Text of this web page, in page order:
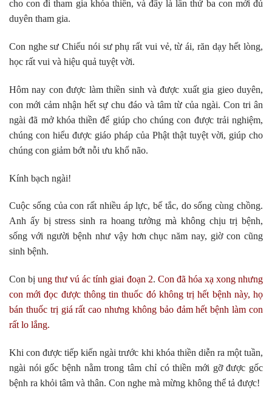
cho con đi tham gia khóa thiền, và đây là lần thứ ba con mới đủ
duyên tham gia.
Con nghe sư Chiếu nói sư phụ rất vui vẻ, từ ái, răn dạy hết lòng,
học rất vui và hiệu quả tuyệt vời.
Hôm nay con được làm thiền sinh và được xuất gia gieo duyên,
con mới cảm nhận hết sự chu đáo và tâm từ của ngài. Con tri ân
ngài đã mở khóa thiền để giúp cho chúng con được trải nghiệm,
chúng con hiểu được giáo pháp của Phật thật tuyệt vời, giúp cho
chúng con giảm bớt nỗi ưu khổ não.
Kính bạch ngài!
Cuộc sống của con rất nhiều áp lực, bế tắc, do sống cùng chồng.
Anh ấy bị stress sinh ra hoang tưởng mà không chịu trị bệnh,
sống với người bệnh như vậy hơn chục năm nay, giờ con cũng
sinh bệnh.
Con bịung thư vú ác tính giai đoạn 2. Con đã hóa xạ xong nhưng
con mới đọc được thông tin thuốc đó không trị hết bệnh này, họ
bán thuốc trị giá rất cao nhưng không bảo đảm hết bệnh làm con
rất lo lắng.
Khi con được tiếp kiến ngài trước khi khóa thiền diễn ra một tuần,
ngài nói gốc bệnh nằm trong tâm chỉ có thiền mới gỡ được gốc
bệnh ra khỏi tâm và thân. Con nghe mà mừng không thể tả được!